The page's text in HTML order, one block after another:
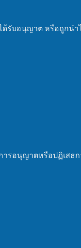
ด้รับอนุญาต หรือถูกนำ
ารอนุญาตหรือปฏิเสธก